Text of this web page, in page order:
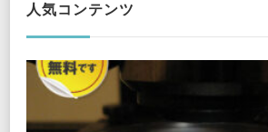
人気コンテンツ